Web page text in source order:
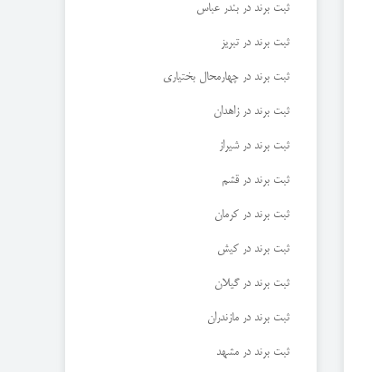
ثبت برند در بندر عباس
ثبت برند در تبریز
ثبت برند در چهارمحال بختیاری
ثبت برند در زاهدان
ثبت برند در شیراز
ثبت برند در قشم
ثبت برند در کرمان
ثبت برند در کیش
ثبت برند در گیلان
ثبت برند در مازندران
ثبت برند در مشهد